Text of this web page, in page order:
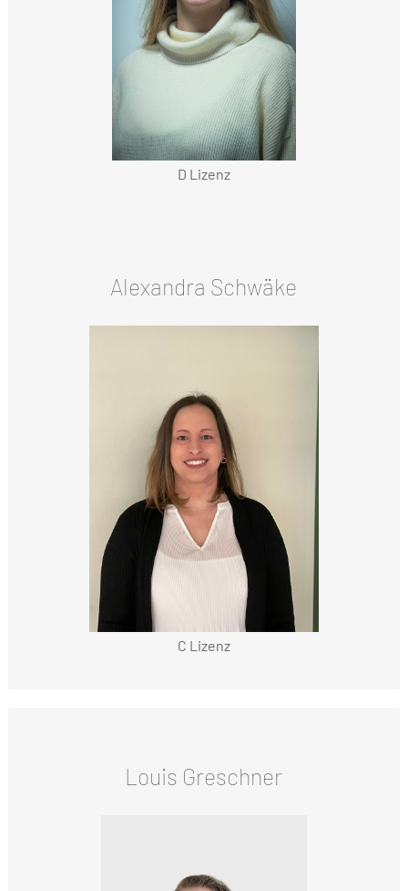
D Lizenz
Alexandra Schwäke
C Lizenz
Louis Greschner